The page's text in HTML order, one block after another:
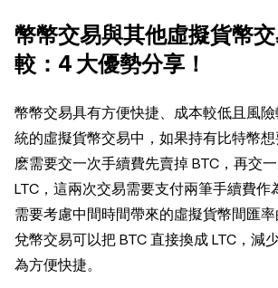
幣幣交易與其他虛擬貨幣
較：4 大優勢分享！
幣幣交易具有方便快捷、成本較低且風
統的虛擬貨幣交易中，如果持有比特幣
麽需要交一次手續費先賣掉 BTC，再交
LTC，這兩次交易需要支付兩筆手續費作
需要考慮中間時間帶來的虛擬貨幣間匯
兌幣交易可以把 BTC 直接換成 LTC，減
為方便快捷。